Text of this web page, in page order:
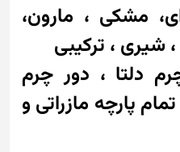
مشکی ، مارون،
شیری ، ترکیبی
دلتا ، دور چرم
پارچه مازراتی و